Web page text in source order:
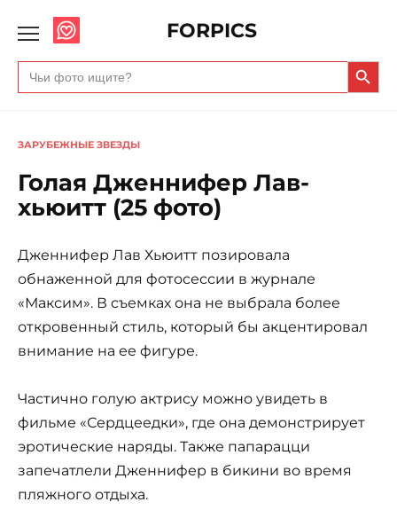
FORPICS
Search
for:
Search Button
ЗАРУБЕЖНЫЕ ЗВЕЗДЫ
Голая Дженнифер Лав-
хьюитт (25 фото)
Дженнифер Лав Хьюитт позировала
обнаженной для фотосессии в журнале
«Максим». В съемках она не выбрала более
откровенный стиль, который бы акцентировал
внимание на ее фигуре.
Частично голую актрису можно увидеть в
фильме «Сердцеедки», где она демонстрирует
эротические наряды. Также папарацци
запечатлели Дженнифер в бикини во время
пляжного отдыха.